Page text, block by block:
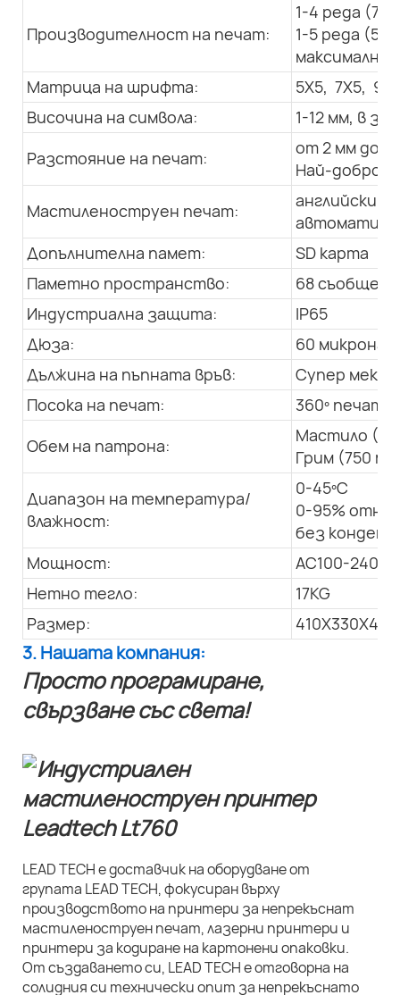
Производителност на печат:
1-4 реда
1-5 реда
максимална
Матрица на шрифта:
5X5, 7X5,
Височина на символа:
1-12 мм, в
Разстояние на печат:
от 2 мм до
Най-добро:
Мастиленоструен печат:
английски,
Допълнителна памет:
SD карта
Паметно пространство:
68
Индустриална защита:
IP65
Дюза:
60 микрона
Дължина на пъпната връв:
Супер мека,
Посока на печат:
360º печат
Обем на патрона:
Мастило
Грим (750 мл)
Диапазон на температура/
влажност:
0-45ºC
0-95%
без
Мощност:
AC100-240V;
Нетно тегло:
17KG
Размер:
3. Нашата компания:
Просто програмиране,
свързване със света!
LEAD TECH е доставчик на оборудване от
групата LEAD TECH, фокусиран върху
производството на принтери за непрекъснат
мастиленоструен печат, лазерни принтери и
принтери за кодиране на картонени опаковки.
От създаването си, LEAD TECH е отговорна на
солидния си технически опит за непрекъснато